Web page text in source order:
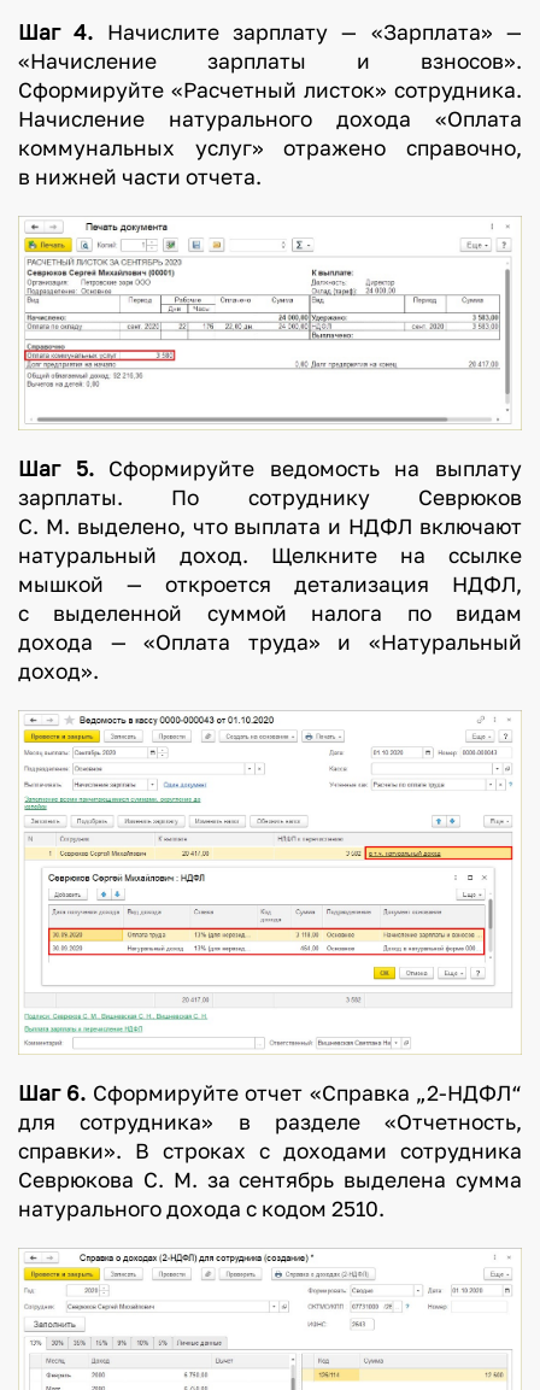
Шаг 4. Начислите зарплату — «Зарплата» —
«Начисление зарплаты и взносов».
Сформируйте «Расчетный листок» сотрудника.
Начисление натурального дохода «Оплата
коммунальных услуг» отражено справочно,
в нижней части отчета.
Шаг 5.Сформируйте ведомость на выплату
зарплаты. По сотруднику Севрюков
С. М. выделено, что выплата и НДФЛ включают
натуральный доход. Щелкните на ссылке
мышкой — откроется детализация НДФЛ,
с выделенной суммой налога по видам
дохода — «Оплата труда» и «Натуральный
доход».
Шаг 6. Сформируйте отчет «Справка „2-НДФЛ“
для сотрудника» в разделе «Отчетность,
справки». В строках с доходами сотрудника
Севрюкова С. М. за сентябрь выделена сумма
натурального дохода с кодом 2510.